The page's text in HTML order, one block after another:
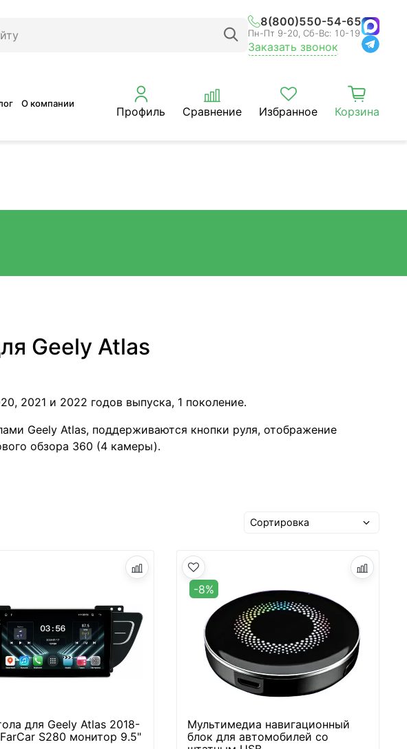
8(800)550-54-65
Пн-Пт 9-20, Сб-Вс: 10-19
Заказать звонок
О компании
Профиль Сравнение Избранное Корзина
Geely Atlas
2021 и 2022 годов выпуска, 1 поколение.
Geely Atlas, поддерживаются кнопки руля, отображение
обзора 360 (4 камеры).
для Geely Atlas 2018-
S280 монитор 9.5"
-8%
Мультимедиа навигационный
блок для автомобилей со